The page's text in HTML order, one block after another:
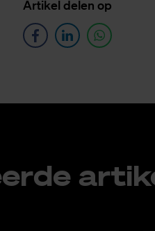
Ar­ti­kel de­len op